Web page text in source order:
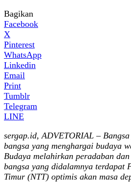
Bagikan
Facebook
X
Pinterest
WhatsApp
Linkedin
Email
Print
Tumblr
Telegram
LINE
sergap.id, ADVETORIAL –
bangsa yang menghargai budaya
Budaya melahirkan peradaban
bangsa yang didalamnya terdapat
Timur (NTT) optimis akan masa